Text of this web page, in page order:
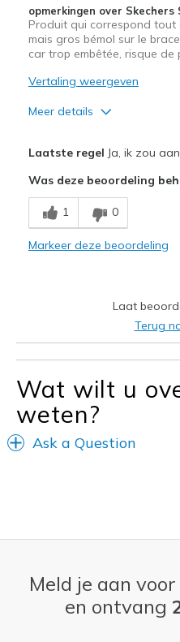
opmerkingen over Skechers
Produit qui correspond
mais gros bémol sur le
car trop embêtée, risque de
Vertaling weergeven
Meer details
Fonctionnalités
Minpunten
Bracelet aimanté se détache
Beste toepassingen
Au bureau
Pour des occasions spéciales
Pour faire du sport
Voyage
Laatste regel Ja, ik zou
Was deze beoordeling
1 0
Markeer deze beoordeling
Laat
Terug
Wat wilt u
weten?
Ask a Question
Meld je aan
en ontvang